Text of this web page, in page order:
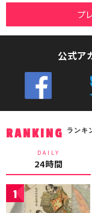
プ
公式ア
RANKING ランキ
DAILY
24時間
1